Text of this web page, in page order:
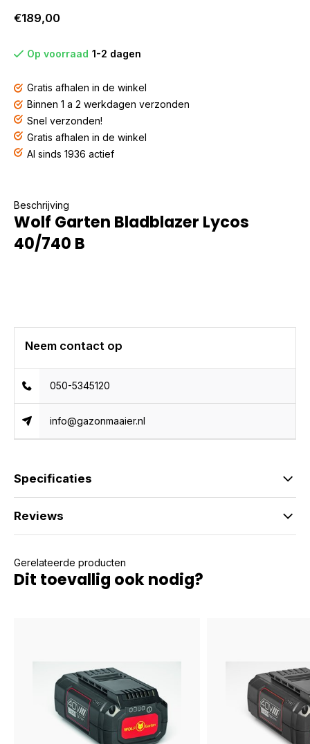
€189,00
Op voorraad 1-2 dagen
Gratis afhalen in de winkel
Binnen 1 a 2 werkdagen verzonden
Snel verzonden!
Gratis afhalen in de winkel
Al sinds 1936 actief
Beschrijving
Wolf Garten Bladblazer Lycos
40/740 B
Neem contact op
050-5345120
info@gazonmaaier.nl
Specificaties
Reviews
Gerelateerde producten
Dit toevallig ook nodig?